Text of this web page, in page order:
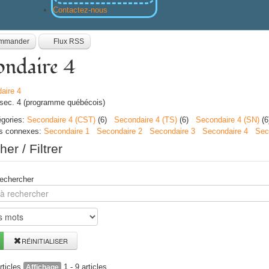
Contactez-nous
Flux RSS
4
4 (programme québécois)
: Secondaire 4 (CST) (6) Secondaire 4 (TS) (6) Secondaire 4 (SN)
connexes: Secondaire 1 Secondaire 2 Secondaire 3 Secondaire 4
/ Filtrer
RÉINITIALISER
Affichage 1 - 9 articles